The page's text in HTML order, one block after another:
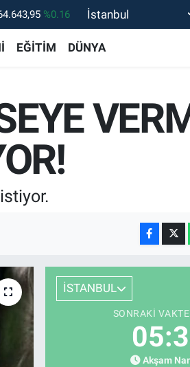
47,6006 %0.06
55,0250
%0.02
13.799 %70
İstanbul
EĞİTİM DÜNYA
İSTANBUL
SONRAKI
Akşam